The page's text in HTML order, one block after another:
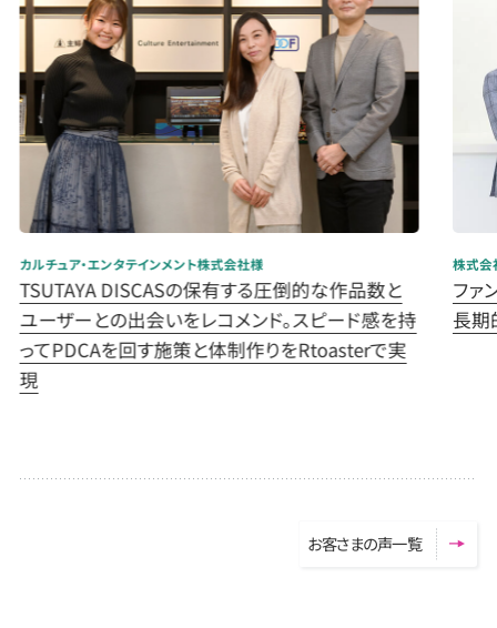
カルチュア・エンタテインメント株式会社様
TSUTAYA DISCASの保有する圧倒的な作品数と
ユーザーとの出会いをレコメンド。スピード感を持
ってPDCAを回す施策と体制作りをRtoasterで実
現
株式会
ファ
長期
お客さまの声一覧